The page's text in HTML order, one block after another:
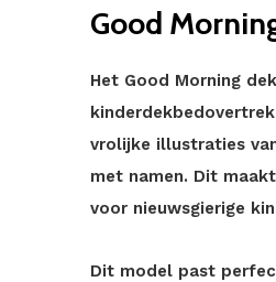
Good
Het Good Morning
vrolijke illustraties
met namen. Dit
voor nieuwsgierige
Dit model past